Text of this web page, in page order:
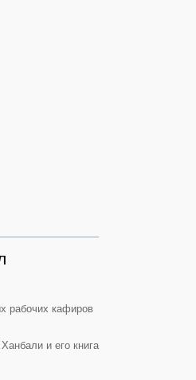
рабочих кафиров
и его книга